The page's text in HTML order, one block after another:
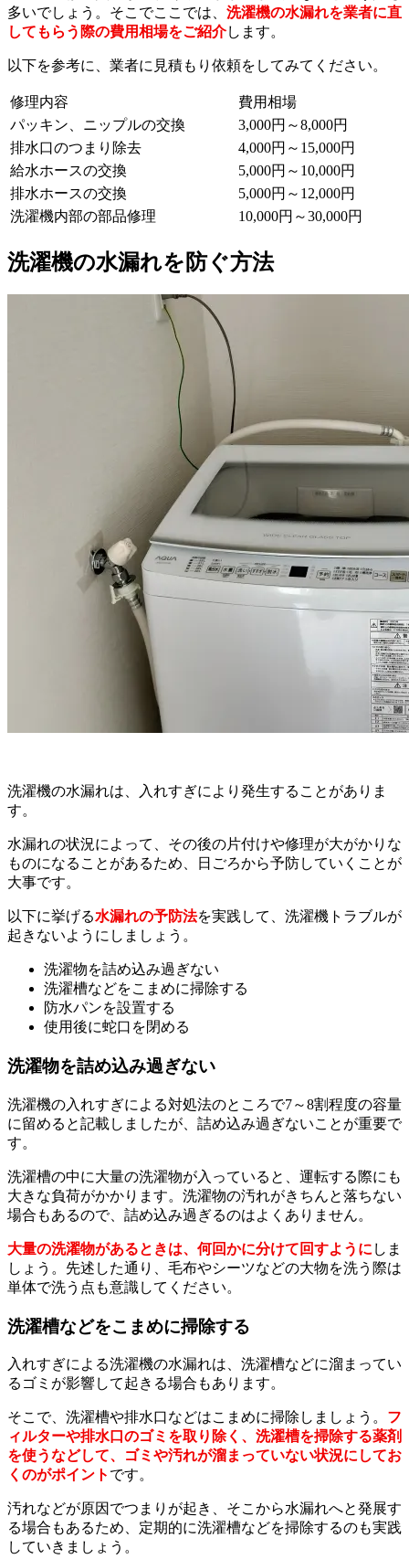
多いでしょう。そこでここでは、 洗濯機の水漏れを業者に直
してもらう際の費用相場をご紹介します。
以下を参考に、業者に見積もり依頼をしてみてください。
修理内容
費用相場
パッキン、ニップルの交換
3,000円～8,000円
排水口のつまり除去
4,000円～15,000円
給水ホースの交換
5,000円～10,000円
排水ホースの交換
5,000円～12,000円
洗濯機内部の部品修理
10,000円～30,000円
洗濯機の水漏れを防ぐ方法
洗濯機の水漏れは、入れすぎにより発生することがありま
す。
水漏れの状況によって、その後の片付けや修理が大がかりな
ものになることがあるため、日ごろから予防していくことが
大事です。
以下に挙げる水漏れの予防法を実践して、洗濯機トラブルが
起きないようにしましょう。
洗濯物を詰め込み過ぎない
洗濯槽などをこまめに掃除する
防水パンを設置する
使用後に蛇口を閉める
洗濯物を詰め込み過ぎない
洗濯機の入れすぎによる対処法のところで7～8割程度の容量
に留めると記載しましたが、詰め込み過ぎないことが重要で
す。
洗濯槽の中に大量の洗濯物が入っていると、運転する際にも
大きな負荷がかかります。洗濯物の汚れがきちんと落ちない
場合もあるので、詰め込み過ぎるのはよくありません。
大量の洗濯物があるときは、何回かに分けて回すように しま
しょう。先述した通り、毛布やシーツなどの大物を洗う際は
単体で洗う点も意識してください。
洗濯槽などをこまめに掃除する
入れすぎによる洗濯機の水漏れは、洗濯槽などに溜まってい
るゴミが影響して起きる場合もあります。
そこで、洗濯槽や排水口などはこまめに掃除しましょう。 フ
ィルターや排水口のゴミを取り除く、洗濯槽を掃除する薬剤
を使うなどして、ゴミや汚れが溜まっていない状況にしてお
くのがポイント です。
汚れなどが原因でつまりが起き、そこから水漏れへと発展す
る場合もあるため、定期的に洗濯槽などを掃除するのも実践
していきましょう。